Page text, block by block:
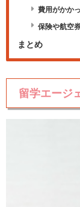
費用がかか
保険や航空
まとめ
留学エージ